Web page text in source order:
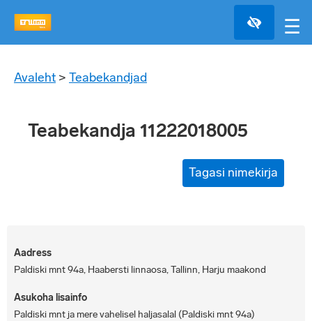
☰
Avaleht > Teabekandjad
Teabekandja 11222018005
Tagasi nimekirja
Aadress
Paldiski mnt 94a, Haabersti linnaosa, Tallinn, Harju maakond
Asukoha lisainfo
Paldiski mnt ja mere vahelisel haljasalal (Paldiski mnt 94a)